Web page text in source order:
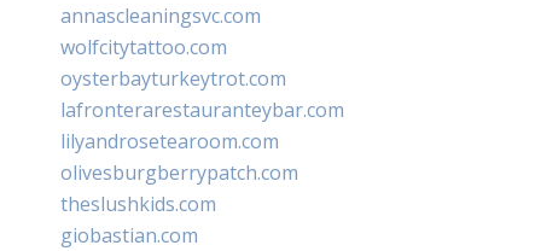
annascleaningsvc.com
wolfcitytattoo.com
oysterbayturkeytrot.com
lafronterarestauranteybar.com
lilyandrosetearoom.com
olivesburgberrypatch.com
theslushkids.com
giobastian.com